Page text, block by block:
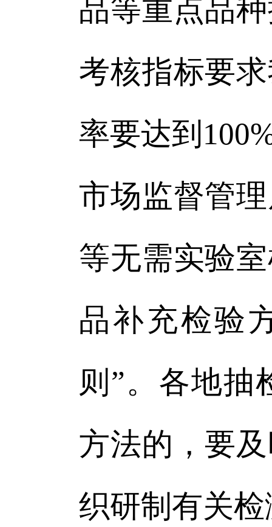
品等重点品
考核指标要
率要达到
市场监督管
等无需实验
品补充检验
则”。各地抽
方法的，要
织研制有关